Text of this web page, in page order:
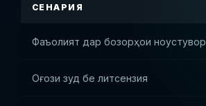
СЕНАРИЯ
Фаъолият дар бозорҳои ноустувор
Оғози зуд бе литсензия